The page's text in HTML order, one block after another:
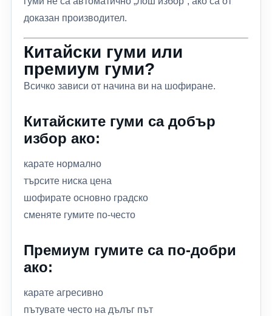
доказан производител.
Китайски гуми или
премиум гуми?
Всичко зависи от начина ви на шофиране.
Китайските гуми са добър
избор ако:
карате нормално
търсите ниска цена
шофирате основно градско
сменяте гумите по-често
Премиум гумите са по-добри
ако:
карате агресивно
пътувате често на дълъг път